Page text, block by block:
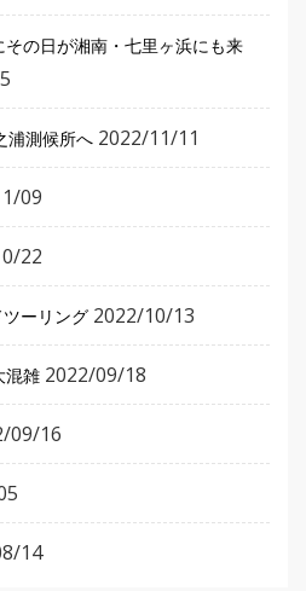
の日が湘南・七里ヶ浜にも来
浦測候所へ 2022/11/11
09
22
ーリング 2022/10/13
混雑 2022/09/18
09/16
14